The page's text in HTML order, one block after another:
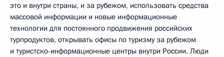
это и внутри страны, и за рубежом, использовать средства
массовой информации и новые информационные
технологии для постоянного продвижения российских
турпродуктов, открывать офисы по туризму за рубежом
и туристско-информационные центры внутри России. Люди